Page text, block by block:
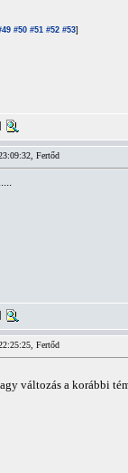
#50 #51 #52 #53]
Fertőd
Fertőd
változás a korábbi